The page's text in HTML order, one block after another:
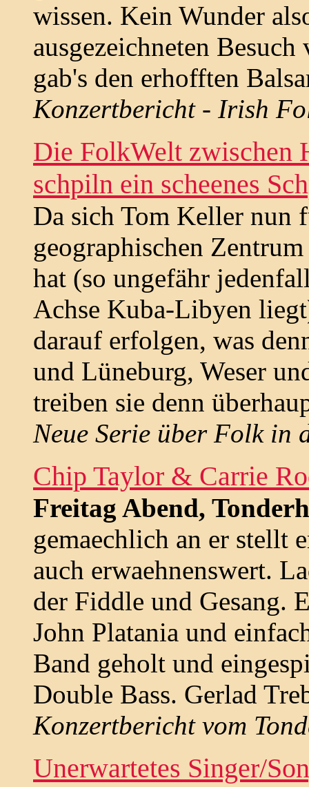
wissen. Kein Wunder
ausgezeichneten
gab's den erhofften
Konzertbericht - Irish
Die FolkWelt zwischen
schpiln ein scheenes
Da sich Tom Keller nun
geographischen
hat (so ungefähr
Achse Kuba-Libyen
darauf erfolgen, was
und Lüneburg, Weser
treiben sie denn
Neue Serie über Folk in
Chip Taylor & Carrie
Freitag Abend,
gemaechlich an er stellt
auch erwaehnenswert.
der Fiddle und Gesang.
John Platania und
Band geholt und
Double Bass. Gerlad
Konzertbericht vom
Unerwartetes Singer/